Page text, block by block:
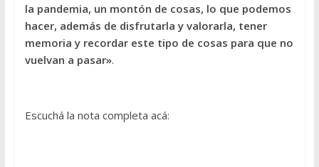
la pandemia, un montón de cosas, lo que podemos
hacer, además de disfrutarla y valorarla, tener
memoria y recordar este tipo de cosas para que no
vuelvan a pasar».
Escuchá la nota completa acá: